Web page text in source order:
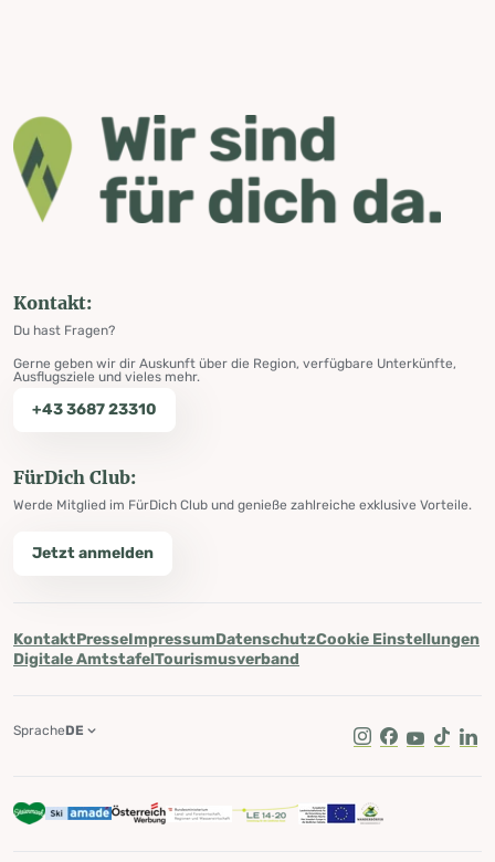
Kontakt:
Du hast Fragen?
Gerne geben wir dir Auskunft über die Region, verfügbare Unterkünfte,
Ausflugsziele und vieles mehr.
+43 3687 23310
FürDich Club:
Werde Mitglied im FürDich Club und genieße zahlreiche exklusive Vorteile.
Jetzt anmelden
KontaktPresseImpressumDatenschutzCookie Einstellungen
Digitale AmtstafelTourismusverband
Instagram
Facebook
Youtube
Tik Tok
SpracheDE